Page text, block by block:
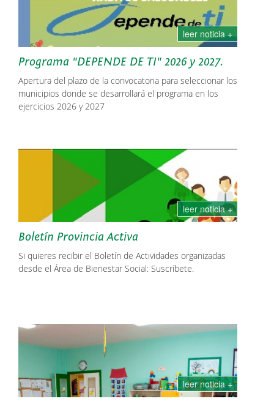
Programa "DEPENDE DE TI" 2026 y 2027.
Apertura del plazo de la convocatoria para seleccionar los
municipios donde se desarrollará el programa en los
ejercicios 2026 y 2027
leer noticia +
Boletín Provincia Activa
Si quieres recibir el Boletín de Actividades organizadas
desde el Área de Bienestar Social: Suscríbete.
leer noticia +
leer noticia +